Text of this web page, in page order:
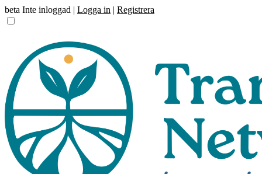
beta Inte inloggad | Logga in | Registrera